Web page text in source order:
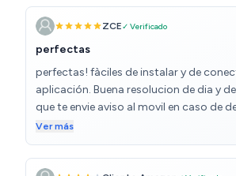
Recomendada
de eventos. ¡RECOMENDADA!
ZCE✓ Verificado
perfectas
perfectas! fàciles de instalar y de
aplicación. Buena resolucion de dia y
que te envie aviso al movil en caso de
movimiento y de personas. Se puede
alerta por movimiento si tienes
saltaria en caso de detectar a
Ver más